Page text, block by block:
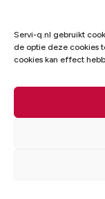
Servi-q.nl gebruikt
de optie deze cookies
cookies kan effect
3871 MV